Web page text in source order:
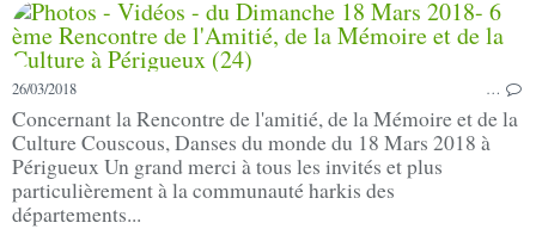
26/03/2018 …
Concernant la Rencontre de l'amitié, de la Mémoire et de la
Culture Couscous, Danses du monde du 18 Mars 2018 à
Périgueux Un grand merci à tous les invités et plus
particulièrement à la communauté harkis des
départements...